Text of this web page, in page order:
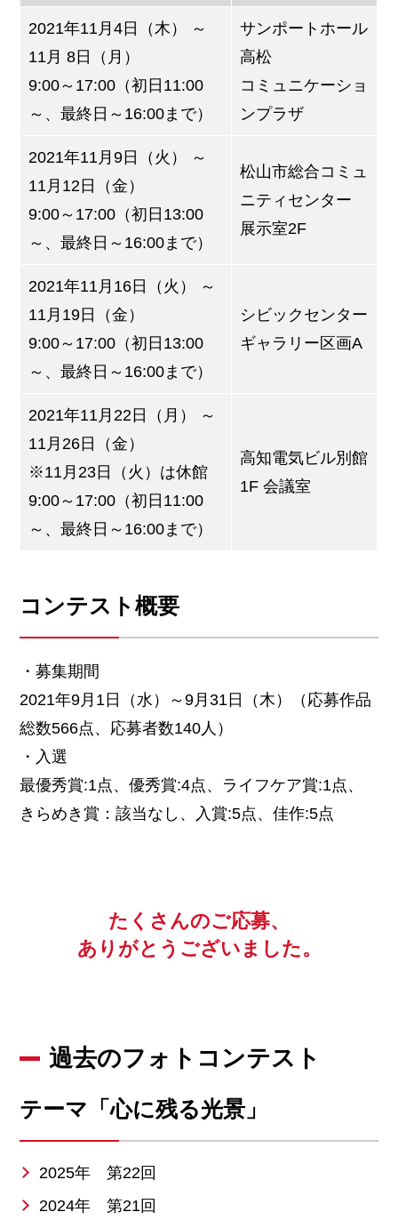
2021年11月4日（木） ～
11月 8日（月）
9:00～17:00（初日11:00
～、最終日～16:00まで）
サンポートホール
高松
コミュニケーショ
ンプラザ
2021年11月9日（火） ～
11月12日（金）
9:00～17:00（初日13:00
～、最終日～16:00まで）
松山市総合コミュ
ニティセンター
展示室2F
2021年11月16日（火） ～
11月19日（金）
9:00～17:00（初日13:00
～、最終日～16:00まで）
シビックセンター
ギャラリー区画A
2021年11月22日（月） ～
11月26日（金）
※11月23日（火）は休館
9:00～17:00（初日11:00
～、最終日～16:00まで）
高知電気ビル別館
1F 会議室
コンテスト概要
・募集期間
2021年9月1日（水）～9月31日（木）（応募作品
総数566点、応募者数140人）
・入選
最優秀賞:1点、優秀賞:4点、ライフケア賞:1点、
きらめき賞：該当なし、入賞:5点、佳作:5点
たくさんのご応募、
ありがとうございました。
過去のフォトコンテスト
テーマ「心に残る光景」
2025年 第22回
2024年 第21回